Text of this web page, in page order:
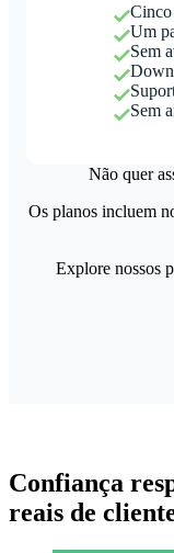
Cinco
Um
Sem
Sem
Não quer
Os planos incluem
Explore nossos
Confiança
reais de